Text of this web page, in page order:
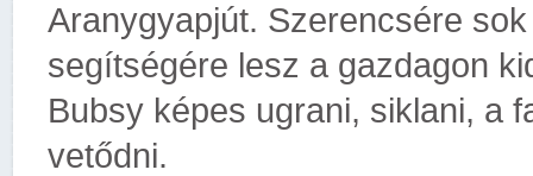
Aranygyapjút. Szerencsére
segítségére lesz a gazdagon
Bubsy képes ugrani, siklani, a
vetődni.